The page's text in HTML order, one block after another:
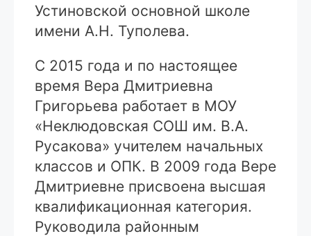
Устиновской основной школе
имени А.Н. Туполева.
С 2015 года и по настоящее
время Вера Дмитриевна
Григорьева работает в МОУ
«Неклюдовская СОШ им. В.А.
Русакова» учителем начальных
классов и ОПК. В 2009 года Вере
Дмитриевне присвоена высшая
квалификационная категория.
Руководила районным